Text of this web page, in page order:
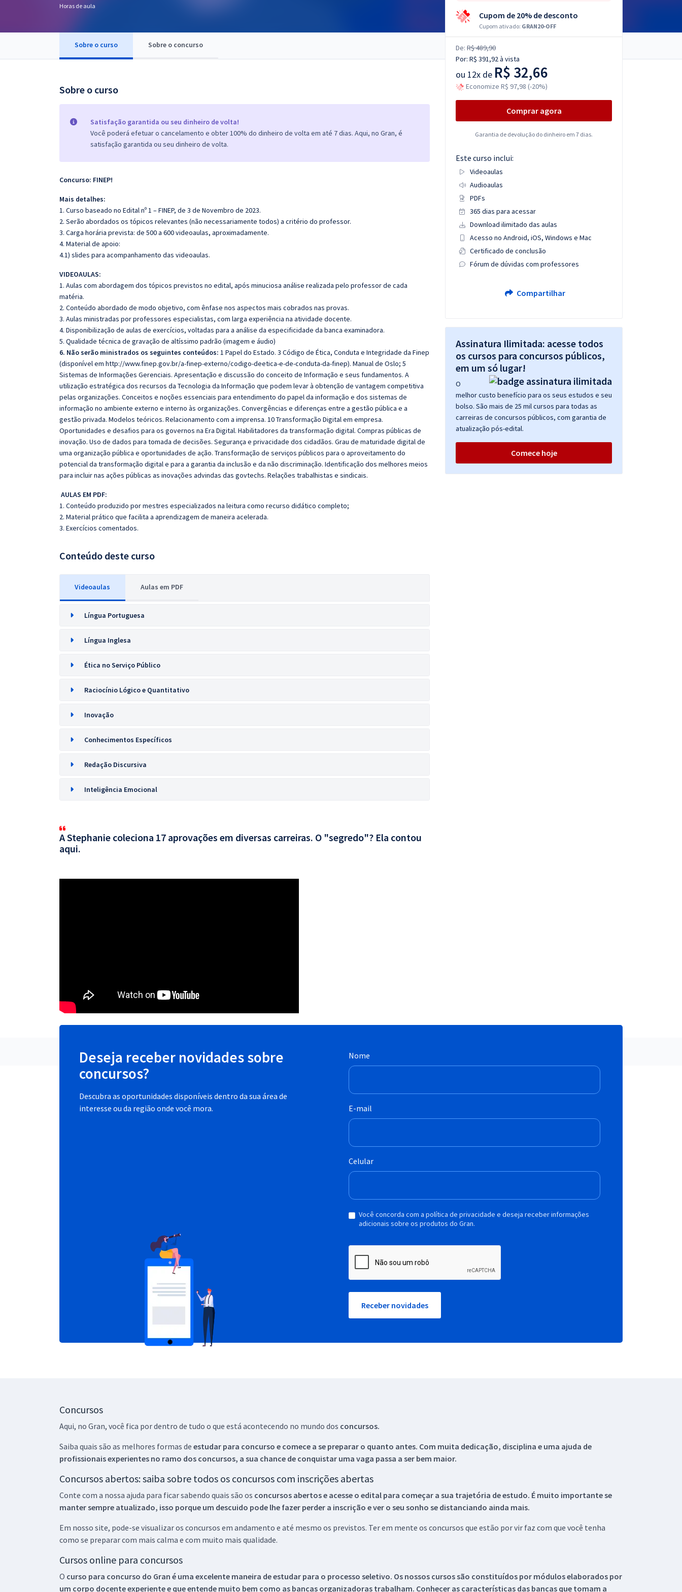
OAB
Questões grátis
Conteúdo gratuito
Horas de aula
Sobre o curso Sobre o concurso
Sobre o curso
Satisfação garantida ou seu dinheiro de volta!
Você poderá efetuar o cancelamento e obter 100% do dinheiro de volta em até 7 dias. Aqui, no Gran, é
satisfação garantida ou seu dinheiro de volta.
Concurso: FINEP!
Mais detalhes:
1. Curso baseado no Edital nº 1 – FINEP, de 3 de Novembro de 2023.
2. Serão abordados os tópicos relevantes (não necessariamente todos) a critério do professor.
3. Carga horária prevista: de 500 a 600 videoaulas, aproximadamente.
4. Material de apoio:
4.1) slides para acompanhamento das videoaulas.
VIDEOAULAS:
1. Aulas com abordagem dos tópicos previstos no edital, após minuciosa análise realizada pelo professor de cada
matéria.
2. Conteúdo abordado de modo objetivo, com ênfase nos aspectos mais cobrados nas provas.
3. Aulas ministradas por professores especialistas, com larga experiência na atividade docente.
4. Disponibilização de aulas de exercícios, voltadas para a análise da especificidade da banca examinadora.
5. Qualidade técnica de gravação de altíssimo padrão (imagem e áudio)
6. Não serão ministrados os seguintes conteúdos: 1 Papel do Estado. 3 Código de Ética, Conduta e Integridade da Finep
(disponível em http://www.finep.gov.br/a-finep-externo/codigo-deetica-e-de-conduta-da-finep). Manual de Oslo; 5
Sistemas de Informações Gerenciais. Apresentação e discussão do conceito de Informação e seus fundamentos. A
utilização estratégica dos recursos da Tecnologia da Informação que podem levar à obtenção de vantagem competitiva
pelas organizações. Conceitos e noções essenciais para entendimento do papel da informação e dos sistemas de
informação no ambiente externo e interno às organizações. Convergências e diferenças entre a gestão pública e a
gestão privada. Modelos teóricos. Relacionamento com a imprensa. 10 Transformação Digital em empresa.
Oportunidades e desafios para os governos na Era Digital. Habilitadores da transformação digital. Compras públicas de
inovação. Uso de dados para tomada de decisões. Segurança e privacidade dos cidadãos. Grau de maturidade digital de
uma organização pública e oportunidades de ação. Transformação de serviços públicos para o aproveitamento do
potencial da transformação digital e para a garantia da inclusão e da não discriminação. Identificação dos melhores meios
para incluir nas ações públicas as inovações advindas das govtechs. Relações trabalhistas e sindicais.
AULAS EM PDF:
1. Conteúdo produzido por mestres especializados na leitura como recurso didático completo;
2. Material prático que facilita a aprendizagem de maneira acelerada.
3. Exercícios comentados.
Conteúdo deste curso
Videoaulas Aulas em PDF
Língua Portuguesa
Língua Inglesa
Ética no Serviço Público
Raciocínio Lógico e Quantitativo
Inovação
Conhecimentos Específicos
Redação Discursiva
Inteligência Emocional
A Stephanie coleciona 17 aprovações em diversas carreiras. O "segredo"? Ela contou
aqui.
Cupom de 20% de desconto
Cupom ativado: GRAN20-OFF
De: R$ 489,90
Por: R$ 391,92à vista
ou 12x de R$ 32,66
Economize R$ 97,98 (-20%)
Comprar agora
Garantia de devolução do dinheiro em 7 dias.
Este curso inclui:
Videoaulas
Audioaulas
PDFs
365 dias para acessar
Download ilimitado das aulas
Acesso no Android, iOS, Windows e Mac
Certificado de conclusão
Fórum de dúvidas com professores
Compartilhar
Assinatura Ilimitada: acesse todos
os cursos para concursos públicos,
em um só lugar!
O
melhor custo benefício para os seus estudos e seu
bolso. São mais de 25 mil cursos para todas as
carreiras de concursos públicos, com garantia de
atualização pós-edital.
Comece hoje
Deseja receber novidades sobre
concursos?
Descubra as oportunidades disponíveis dentro da sua área de
interesse ou da região onde você mora.
Nome
E-mail
Celular
Você concorda com a política de privacidade e deseja receber informações
adicionais sobre os produtos do Gran.
Receber novidades
Concursos
Aqui, no Gran, você fica por dentro de tudo o que está acontecendo no mundo dos concursos.
Saiba quais são as melhores formas de estudar para concurso e comece a se preparar o quanto antes. Com muita dedicação, disciplina e uma ajuda de
profissionais experientes no ramo dos concursos, a sua chance de conquistar uma vaga passa a ser bem maior.
Concursos abertos: saiba sobre todos os concursos com inscrições abertas
Conte com a nossa ajuda para ficar sabendo quais são os concursos abertos e acesse o edital para começar a sua trajetória de estudo. É muito importante se
manter sempre atualizado, isso porque um descuido pode lhe fazer perder a inscrição e ver o seu sonho se distanciando ainda mais.
Em nosso site, pode-se visualizar os concursos em andamento e até mesmo os previstos. Ter em mente os concursos que estão por vir faz com que você tenha
como se preparar com mais calma e com muito mais qualidade.
Cursos online para concursos
O curso para concurso do Gran é uma excelente maneira de estudar para o processo seletivo. Os nossos cursos são constituídos por módulos elaborados por
um corpo docente experiente e que entende muito bem como as bancas organizadoras trabalham. Conhecer as características das bancas que tomam a